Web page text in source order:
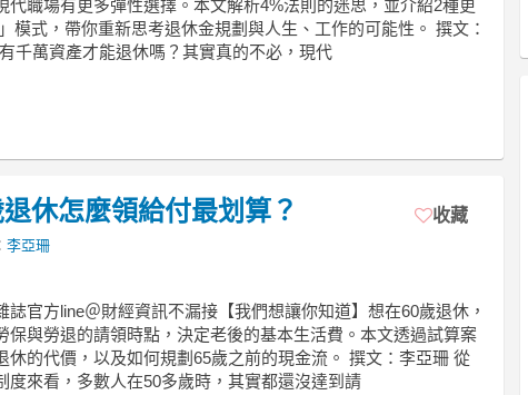
代職場有更多彈性選擇。本文解析4%法則的迷思，並介紹2種更
模式，帶你重新思考退休金規劃與人生、工作的可能性。 撰文：
千萬資產才能退休嗎？其實真的不必，現代
休怎麼領給付最划算？
李亞珊
收藏
誌官方line＠財經資訊不漏接【我們想讓你知道】想在60歲退休，
保與勞退的請領時點，決定老後的基本生活費。本文透過試算案
休的代價，以及如何規劃65歲之前的現金流。 撰文：李亞珊 從
度來看，多數人在50多歲時，其實都還沒達到請